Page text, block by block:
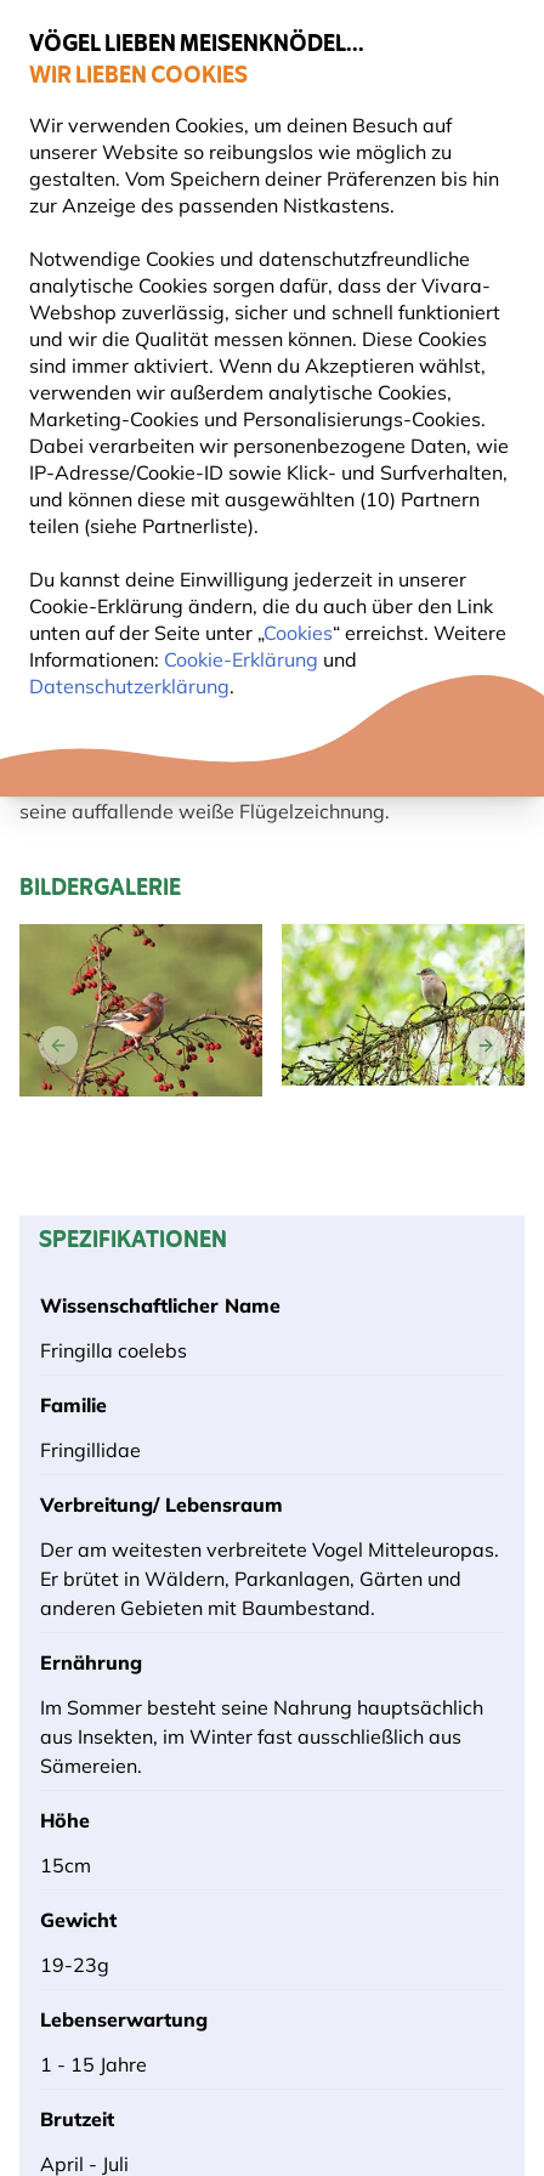
VÖGEL LIEBEN MEISENKNÖDEL...
WIR LIEBEN COOKIES
Wir verwenden Cookies, um deinen Besuch auf
unserer Website so reibungslos wie möglich zu
gestalten. Vom Speichern deiner Präferenzen bis hin
zur Anzeige des passenden Nistkastens.
Notwendige Cookies und datenschutzfreundliche
analytische Cookies sorgen dafür, dass der Vivara-
Webshop zuverlässig, sicher und schnell funktioniert
und wir die Qualität messen können. Diese Cookies
sind immer aktiviert. Wenn du Akzeptieren wählst,
verwenden wir außerdem analytische Cookies,
Marketing-Cookies und Personalisierungs-Cookies.
Dabei verarbeiten wir personenbezogene Daten, wie
IP-Adresse/Cookie-ID sowie Klick- und Surfverhalten,
und können diese mit ausgewählten (10) Partnern
teilen (siehe Partnerliste).
Du kannst deine Einwilligung jederzeit in unserer
Cookie-Erklärung ändern, die du auch über den Link
unten auf der Seite unter „Cookies“ erreichst. Weitere
Informationen: Cookie-Erklärung und
Datenschutzerklärung.
Top-bewertet in 11 Ländern
Blog Tierarten Buchfink
BUCHFINK
23 September 2024 TIERARTEN VÖGEL
KURZBESCHREIBUNG BUCHFINK
Das Männchen ist bunt: Scheitel und Nacken
schieferblau, Rücken rostbraun, Unterseite bräunlich
rosa, Flügel dunkel, mit zwei weissen Binden.
DasWeibchenist olivbraun ähnlich dem Haussperling-
seine auffallende weiße Flügelzeichnung.
BILDERGALERIE
SPEZIFIKATIONEN
Wissenschaftlicher Name
Fringilla coelebs
Familie
Fringillidae
Verbreitung/ Lebensraum
Der am weitesten verbreitete Vogel Mitteleuropas.
Er brütet in Wäldern, Parkanlagen, Gärten und
anderen Gebieten mit Baumbestand.
Ernährung
Im Sommer besteht seine Nahrung hauptsächlich
aus Insekten, im Winter fast ausschließlich aus
Sämereien.
Höhe
15cm
Gewicht
19-23g
Lebenserwartung
1 - 15 Jahre
Brutzeit
April - Juli